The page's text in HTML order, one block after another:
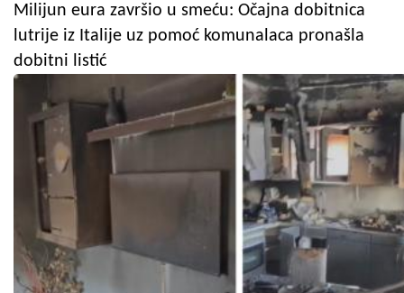
Milijun eura završio u smeću: Očajna dobitnica
lutrije iz Italije uz pomoć komunalaca pronašla
dobitni listić